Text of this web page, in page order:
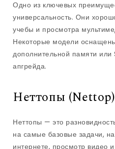
Одно из ключевых
универсальность. Они
учебы и просмотра
Некоторые модели
дополнительной памяти или
апгрейда.
Неттопы (Nettop)
Неттопы — это
на самые базовые задачи,
интернете, просмотр видео